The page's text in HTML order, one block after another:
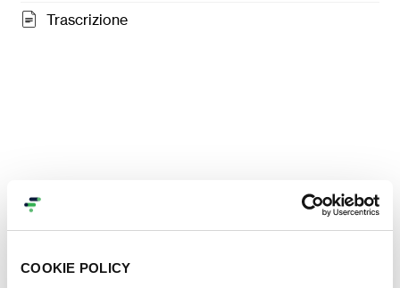
COOKIE POLICY
Trascrizione